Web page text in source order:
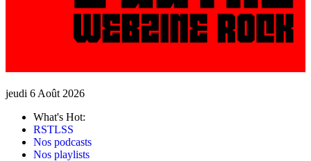
jeudi 6 Août 2026
What's Hot:
RSTLSS
Nos podcasts
Nos playlists